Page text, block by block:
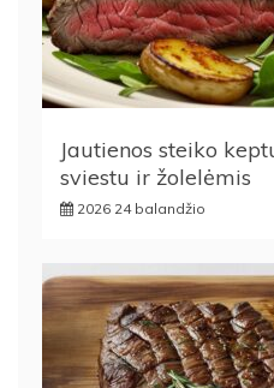
Jautienos steiko
sviestu ir žolelėmis
2026 24 balandžio